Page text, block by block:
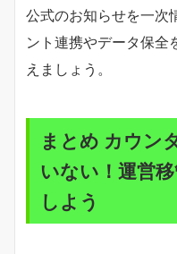
公式のお知らせを一次
ント連携やデータ保全
えましょう。
まとめ カウン
いない！運営
しよう